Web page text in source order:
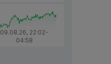
09.08.26, 22:02-
04:58